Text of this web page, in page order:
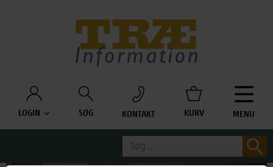
LOGIN SØG KONTAKT KURV MENU
Søg
efter: